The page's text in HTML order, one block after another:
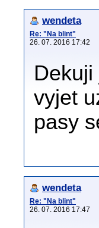
wendeta
Re: "Na blint"
26. 07. 2016 17:42
vyjet
pasy
wendeta
Re: "Na blint"
26. 07. 2016 17:47